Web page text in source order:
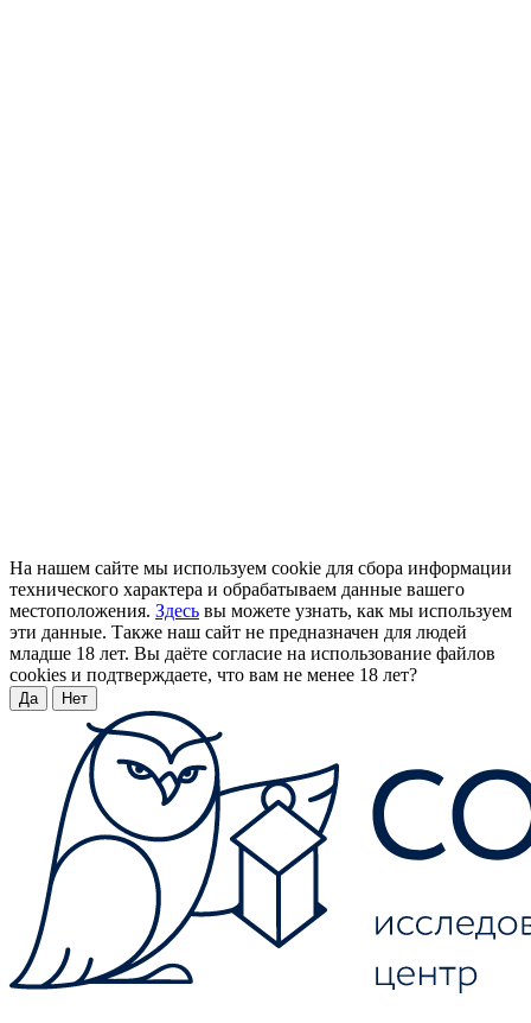
На нашем сайте мы используем cookie для сбора информации
технического характера и обрабатываем данные вашего
местоположения. Здесь вы можете узнать, как мы используем
эти данные. Также наш сайт не предназначен для людей
младше 18 лет. Вы даёте согласие на использование файлов
cookies и подтверждаете, что вам не менее 18 лет?
Да Нет